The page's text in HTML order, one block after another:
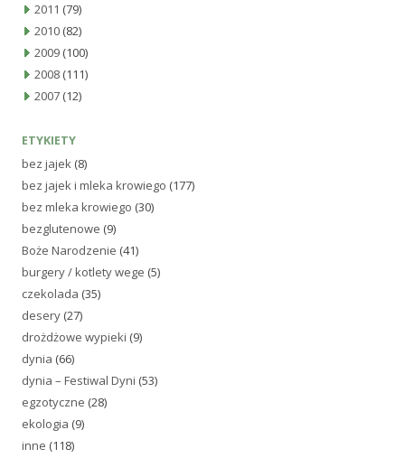
2011 (79)
2010 (82)
2009 (100)
2008 (111)
2007 (12)
ETYKIETY
bez jajek (8)
bez jajek i mleka krowiego (177)
bez mleka krowiego (30)
bezglutenowe (9)
Boże Narodzenie (41)
burgery / kotlety wege (5)
czekolada (35)
desery (27)
drożdżowe wypieki (9)
dynia (66)
dynia – Festiwal Dyni (53)
egzotyczne (28)
ekologia (9)
inne (118)